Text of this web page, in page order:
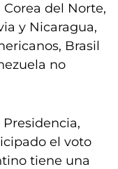
del Norte,
y Nicaragua,
Brasil
no
el voto
tiene una